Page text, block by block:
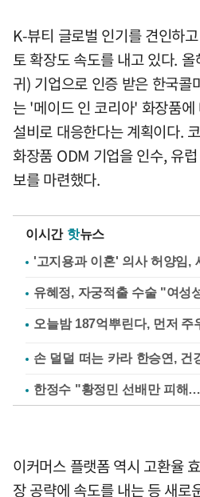
K-뷰티 글로벌 인기를 견인하
토 확장도 속도를 내고 있다.
귀) 기업으로 인증 받은 한국콜
는 '메이드 인 코리아' 화장품
설비로 대응한다는 계획이다.
화장품 ODM 기업을 인수, 유
보를 마련했다.
이시간 핫뉴스
'고지용과 이혼' 의사 허양임,
유혜정, 자궁적출 수술 "여성
손 덜덜 떠는 카라 한승연, 건
한정수 "황정민 선배만 피해
이커머스 플랫폼 역시 고환율
장 공략에 속도를 내는 등 새로